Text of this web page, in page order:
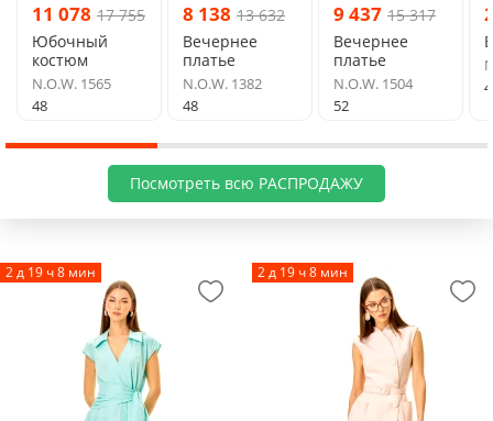
11 078 17 755
Юбочный
костюм
N.O.W. 1565
48
8 138 13 632
Вечернее
платье
N.O.W. 1382
48
9 437 15 317
Вечернее
платье
N.O.W. 1504
52
Посмотреть всю РАСПРОДАЖУ
2 д 19 ч 8 мин 2 д 19 ч 8 мин